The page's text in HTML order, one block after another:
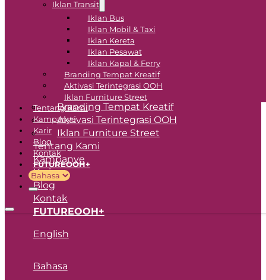
Iklan Transit
Iklan Bus
Iklan Mobil & Taxi
Iklan Kereta
Iklan Pesawat
Iklan Kapal & Ferry
Branding Tempat Kreatif
Aktivasi Terintegrasi OOH
Iklan Furniture Street
Tentang Kami
Kampanye
Karir
Blog
Kontak
FUTUREOOH+
Transit Advertising
Iklan Bus
Iklan Mobil & Taxi
Iklan Kereta
Iklan Pesawat
Iklan Kapal & Ferry
Branding Tempat Kreatif
Aktivasi Terintegrasi OOH
Iklan Furniture Street
Tentang Kami
Kampanye
Karir
Blog
Kontak
FUTUREOOH+
English
Bahasa